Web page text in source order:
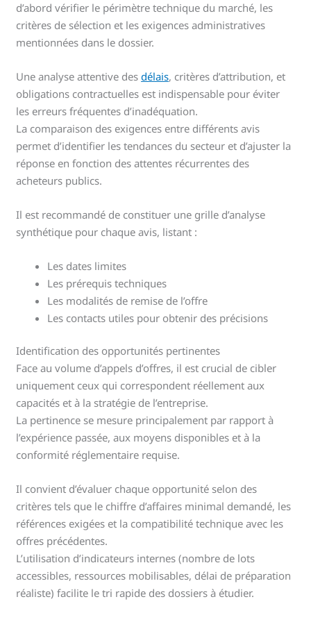
d’abord vérifier le périmètre technique du marché, les
critères de sélection et les exigences administratives
mentionnées dans le dossier.
Une analyse attentive desdélais, critères d’attribution, et
obligations contractuelles est indispensable pour éviter
les erreurs fréquentes d’inadéquation.
La comparaison des exigences entre différents avis
permet d’identifier les tendances du secteur et d’ajuster la
réponse en fonction des attentes récurrentes des
acheteurs publics.
Il est recommandé de constituer une grille d’analyse
synthétique pour chaque avis, listant :
Les dates limites
Les prérequis techniques
Les modalités de remise de l’offre
Les contacts utiles pour obtenir des précisions
Identification des opportunités pertinentes
Face au volume d’appels d’offres, il est crucial de cibler
uniquement ceux qui correspondent réellement aux
capacités et à la stratégie de l’entreprise.
La pertinence se mesure principalement par rapport à
l’expérience passée, aux moyens disponibles et à la
conformité réglementaire requise.
Il convient d’évaluer chaque opportunité selon des
critères tels que le chiffre d’affaires minimal demandé, les
références exigées et la compatibilité technique avec les
offres précédentes.
L’utilisation d’indicateurs internes (nombre de lots
accessibles, ressources mobilisables, délai de préparation
réaliste) facilite le tri rapide des dossiers à étudier.